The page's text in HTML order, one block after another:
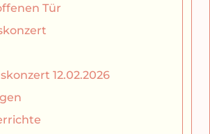
Tür
12.02.2026